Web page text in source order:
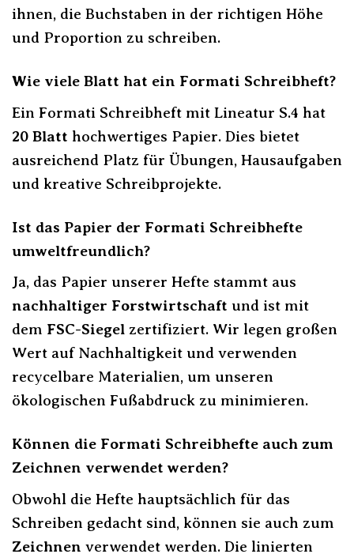
ihnen, die Buchstaben in der richtigen Höhe
und Proportion zu schreiben.
Wie viele Blatt hat ein Formati Schreibheft?
Ein Formati Schreibheft mit Lineatur S.4 hat
20 Blatt hochwertiges Papier. Dies bietet
ausreichend Platz für Übungen, Hausaufgaben
und kreative Schreibprojekte.
Ist das Papier der Formati Schreibhefte
umweltfreundlich?
Ja, das Papier unserer Hefte stammt aus
nachhaltiger Forstwirtschaft und ist mit
dem FSC-Siegel zertifiziert. Wir legen großen
Wert auf Nachhaltigkeit und verwenden
recycelbare Materialien, um unseren
ökologischen Fußabdruck zu minimieren.
Können die Formati Schreibhefte auch zum
Zeichnen verwendet werden?
Obwohl die Hefte hauptsächlich für das
Schreiben gedacht sind, können sie auch zum
Zeichnen verwendet werden. Die linierten